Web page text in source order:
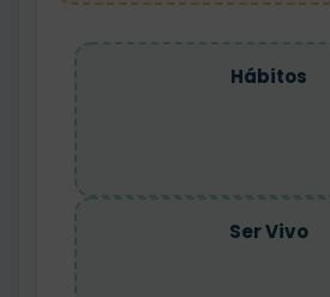
Hábitos
Ser Vivo